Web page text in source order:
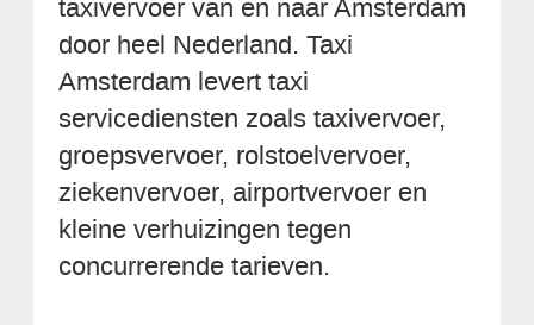
taxivervoer van en naar Amsterdam
door heel Nederland. Taxi
Amsterdam levert taxi
servicediensten zoals taxivervoer,
groepsvervoer, rolstoelvervoer,
ziekenvervoer, airportvervoer en
kleine verhuizingen tegen
concurrerende tarieven.